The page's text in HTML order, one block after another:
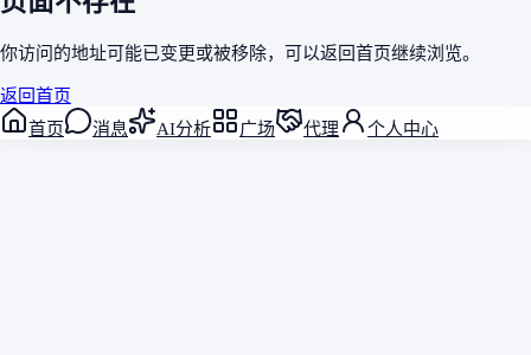
你访问的地址可能已变更或被移除，可以返回 首页继续浏览。
返回首页
首页
消息 AI分析 广场 代理 个人中心